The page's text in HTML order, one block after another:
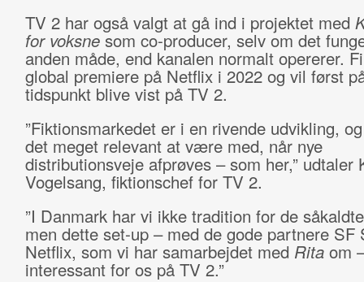
TV 2 har også valgt at gå ind i projektet med
for voksnesom co-producer, selv om det
anden måde, end kanalen normalt opererer.
global premiere på Netflix i 2022 og vil først
tidspunkt blive vist på TV 2.
”Fiktionsmarkedet er i en rivende udvikling,
det meget relevant at være med, når nye
distributionsveje afprøves – som her,” udtaler
Vogelsang, fiktionschef for TV 2.
”I Danmark har vi ikke tradition for de
men dette set-up – med de gode partnere SF
Netflix, som vi har samarbejdet med Ritaom
interessant for os på TV 2.”